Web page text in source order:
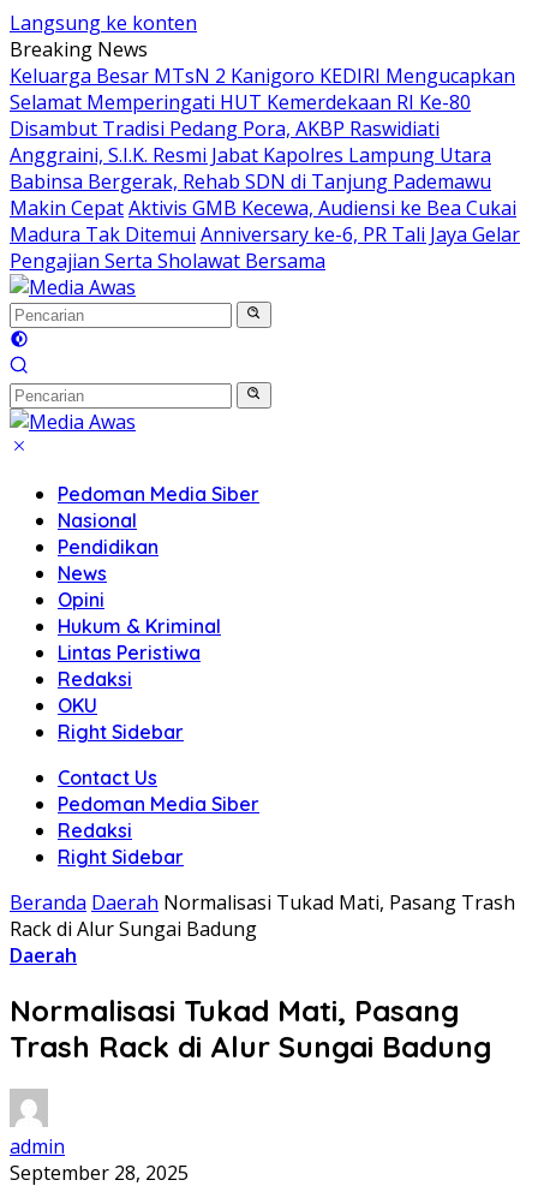
Langsung ke konten
Breaking News
Keluarga Besar MTsN 2 Kanigoro KEDIRI Mengucapkan
Selamat Memperingati HUT Kemerdekaan RI Ke-80
Disambut Tradisi Pedang Pora, AKBP Raswidiati
Anggraini, S.I.K. Resmi Jabat Kapolres Lampung Utara
Babinsa Bergerak, Rehab SDN di Tanjung Pademawu
Makin CepatAktivis GMB Kecewa, Audiensi ke Bea Cukai
Madura Tak Ditemui Anniversary ke-6, PR Tali Jaya Gelar
Pengajian Serta Sholawat Bersama
Pedoman Media Siber
Nasional
Pendidikan
News
Opini
Hukum & Kriminal
Lintas Peristiwa
Redaksi
OKU
Right Sidebar
Contact Us
Pedoman Media Siber
Redaksi
Right Sidebar
Beranda Daerah Normalisasi Tukad Mati, Pasang Trash
Rack di Alur Sungai Badung
Daerah
Normalisasi Tukad Mati, Pasang
Trash Rack di Alur Sungai Badung
admin
September 28, 2025